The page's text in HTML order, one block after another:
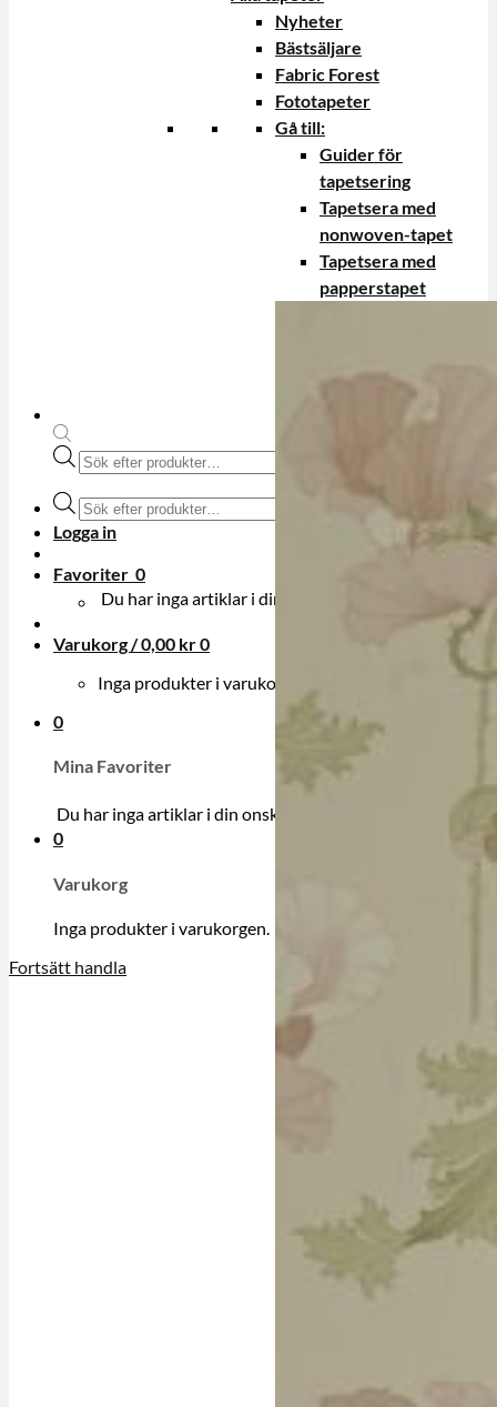
Produktsökning
Produktsökning
Logga in
Favoriter 0
Du har inga artiklar i din onskelista.
Varukorg /0,00 kr0
Inga produkter i varukorgen.
0
Mina Favoriter
Du har inga artiklar i din onskelista.
0
Varukorg
Inga produkter i varukorgen.
Fortsätt handla
Nyheter
Bästsäljare
Fabric Forest
Fototapeter
Gå till:
Guider för
tapetsering
Tapetsera med
nonwoven-tapet
Tapetsera med
papperstapet